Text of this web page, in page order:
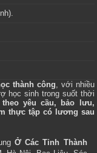
thành công, với nhiều
học sinh trong suốt thời
yêu cầu, bảo lưu,
thực tập có lương sau
Ở Các Tỉnh Thành